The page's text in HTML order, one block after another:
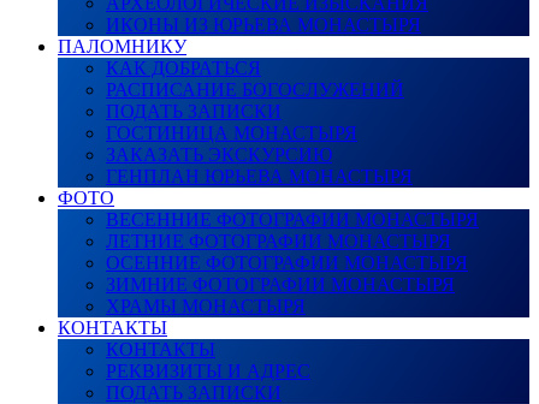
ИКОНЫ ИЗ ЮРЬЕВА МОНАСТЫРЯ
ПАЛОМНИКУ
КАК ДОБРАТЬСЯ
РАСПИСАНИЕ БОГОСЛУЖЕНИЙ
ПОДАТЬ ЗАПИСКИ
ГОСТИНИЦА МОНАСТЫРЯ
ЗАКАЗАТЬ ЭКСКУРСИЮ
ГЕНПЛАН ЮРЬЕВА МОНАСТЫРЯ
ФОТО
ВЕСЕННИЕ ФОТОГРАФИИ МОНАСТЫРЯ
ЛЕТНИЕ ФОТОГРАФИИ МОНАСТЫРЯ
ОСЕННИЕ ФОТОГРАФИИ МОНАСТЫРЯ
ЗИМНИЕ ФОТОГРАФИИ МОНАСТЫРЯ
ХРАМЫ МОНАСТЫРЯ
КОНТАКТЫ
КОНТАКТЫ
РЕКВИЗИТЫ И АДРЕС
ПОДАТЬ ЗАПИСКИ